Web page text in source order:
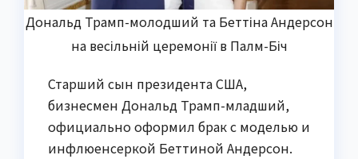
Дональд Трамп-молодший та Беттіна Андерсон
на весільній церемонії в Палм-Біч
Старший сын президента США,
бизнесмен Дональд Трамп-младший,
официально оформил брак с моделью и
инфлюенсеркой Беттиной Андерсон.